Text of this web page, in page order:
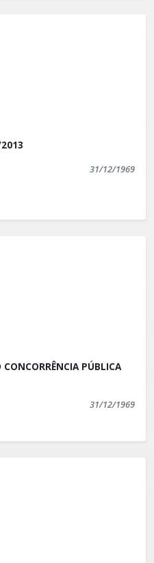
31/12/1969
31/12/1969